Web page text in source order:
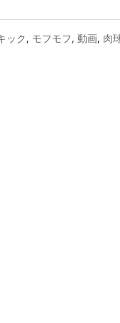
ック, モフモフ, 動画, 肉